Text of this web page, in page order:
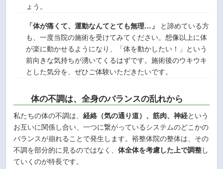
ょう。
「体が痛くて、運動なんてとても無理…」
と諦めている方
も、一度当院の施術を受けてみてください。想像以上に体
が楽に動かせるようになり、「体を動かしたい！」という
前向きな気持ちが湧いてくるはずです。施術後のウキウキ
とした気分を、ぜひご体験いただきたいです。
体の不調は、全身のバランスの乱れから
私たちの体の不調は、経絡（気の通り道）、筋肉、神経という
お互いに関係し合い、一つに繋がっているシステムのどこかの
バランスが崩れることで発生します。裕整体院の整体は、その
不調を部分的に見るのではなく、体全体を考慮した上で調整し
ていくのが特長です。